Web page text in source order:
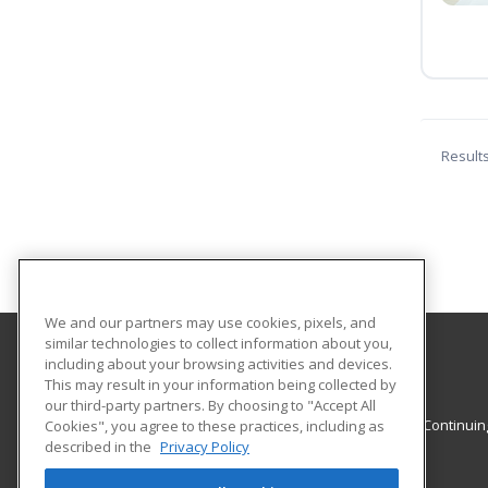
Clemson University
Clemson University Professional Advancement &
Education
PO Box 2488
We and our partners may use cookies, pixels, and
similar technologies to collect information about you,
including about your browsing activities and devices.
This may result in your information being collected by
our third-party partners. By choosing to "Accept All
Cookies", you agree to these practices, including as
described in the Privacy Policy